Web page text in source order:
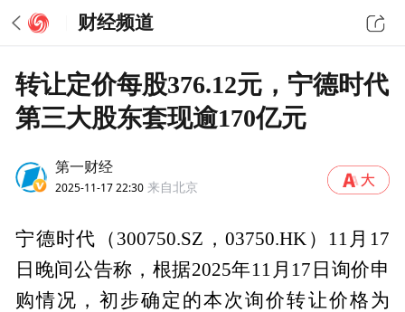
财经频道
转让定价每股376.12元，宁德时代
第三大股东套现逾170亿元
第一财经
2025-11-17 22:30 来自北京
宁德时代（300750.SZ，03750.HK）11月17
日晚间公告称，根据2025年11月17日询价申
购情况，初步确定的本次询价转让价格为